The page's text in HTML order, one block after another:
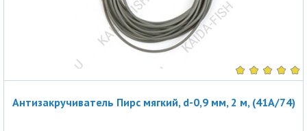
Антизакручиватель Пирс мягкий, d-0,9 мм, 2 м, (41A/74)